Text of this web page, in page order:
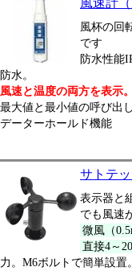
風杯の回
です
防水性能
防水。
風速と温度の両方を表示。
最大値と最小値の呼び出
データーホールド機能
サトテ
表示器と
でも風速
微風（
直接4～
力。M6ボルトで簡単設置。